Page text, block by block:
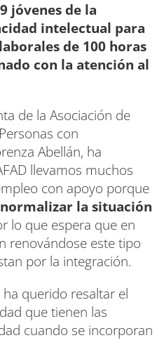
jóvenes de la
intelectual para
de 100 horas
con la atención al
de la Asociación de
con
Abellán, ha
llevamos muchos
con apoyo porque
la situación
lo que espera que en
renovándose este tipo
por la integración.
querido resaltar el
que tienen las
cuando se incorporan